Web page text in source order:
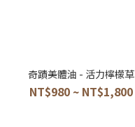
奇蹟美體油 - 活力檸檬草
NT$980 ~ NT$1,800